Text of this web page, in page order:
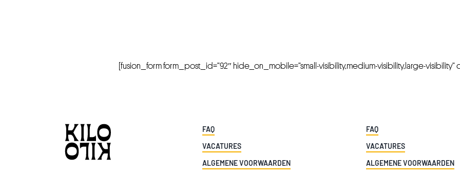
[fusion_form form_post_id=”92″ hide_on_mobile=”small-visibility,medium-visibility,large-visibility”
FAQ
VACATURES
ALGEMENE VOORWAARDEN
FAQ
VACATURES
ALGEMENE VOORWAARDEN